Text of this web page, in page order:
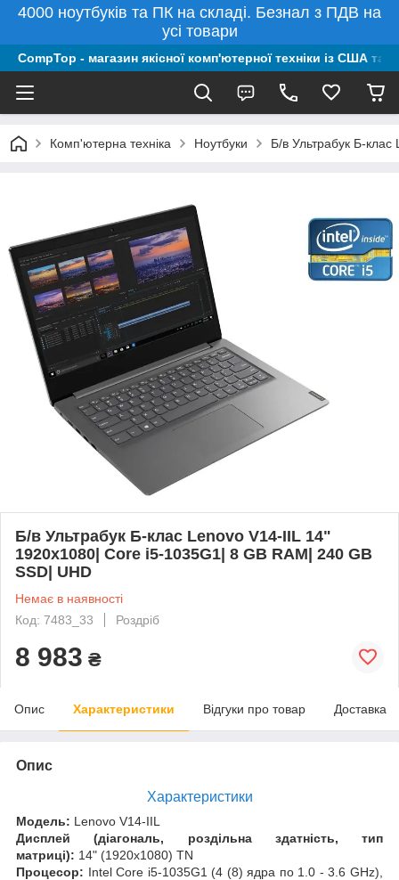
4000 ноутбуків та ПК на складі. Безнал з ПДВ на
усі товари
CompTop - магазин якісної комп'ютерної техніки із США та
Комп'ютерна техніка Ноутбуки Б/в Ультрабук Б-
Б/в Ультрабук Б-клас Lenovo V14-IIL 14"
1920x1080| Core i5-1035G1| 8 GB RAM| 240 GB
SSD| UHD
Немає в наявності
Код: 7483_33
Роздріб
8 983 ₴
Опис Характеристики Відгуки про товар Доставка
Опис
Характеристики
Модель: Lenovo V14-IIL
Дисплей (діагональ, роздільна здатність, тип
матриці): 14" (1920x1080) TN
Процесор: Intel Core i5-1035G1 (4 (8) ядра по 1.0 - 3.6 GHz),